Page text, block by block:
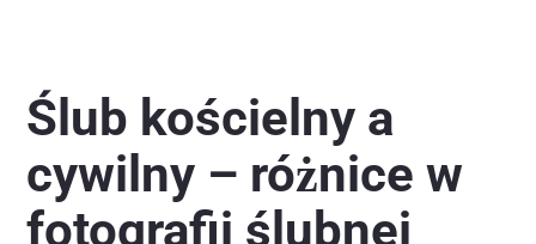
Ślub kościelny a
cywilny – różnice w
fotografii ślubnej